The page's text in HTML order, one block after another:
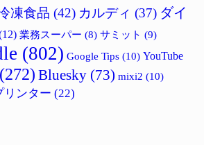
凍食品 (42) カルディ (37) ダイ
業務スーパー (8) サミット (9)
(802) Google Tips (10) YouTube
(272) Bluesky (73) mixi2 (10)
リンター (22)